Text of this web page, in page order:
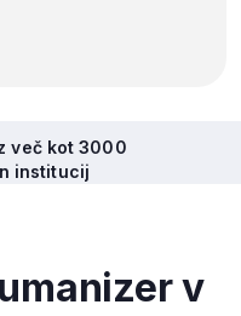
več kot 3000
institucij
v